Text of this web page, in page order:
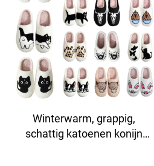
Winterwarm, grappig,
schattig katoenen konijn